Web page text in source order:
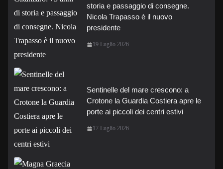
storia e passaggio di consegne.
Nicola Trapasso è il nuovo
presidente
19 Luglio 2026
Sentinelle del mare crescono: a
Crotone la Guardia Costiera apre le
porte ai piccoli dei centri estivi
17 Luglio 2026